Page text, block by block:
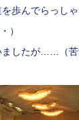
歩んでらっしゃ
）
したが……（苦